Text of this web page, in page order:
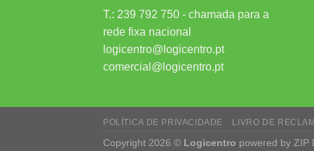
T.: 239 792 750 - chamada para a
rede fixa nacional
logicentro@logicentro.pt
comercial@logicentro.pt
POLÍTICA DE PRIVACIDADE LIVRO DE
Copyright 2026 © Logicentro powered by ZIP